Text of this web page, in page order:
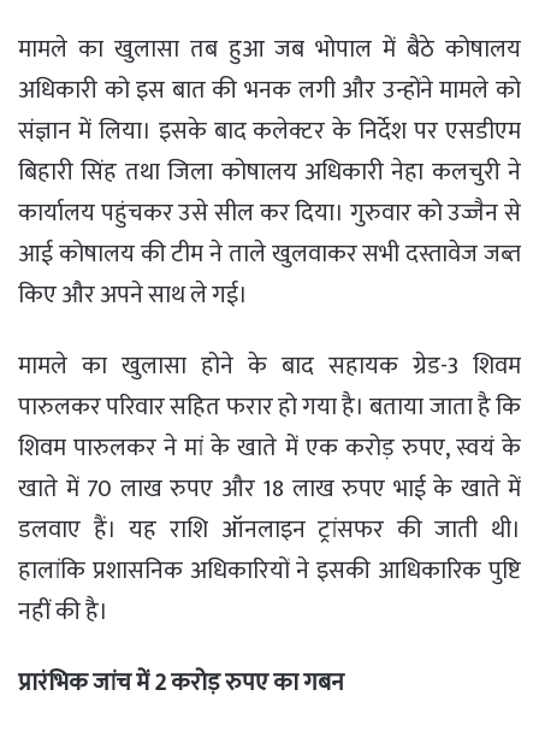
मामले का खुलासा तब हुआ जब भोपाल में बैठे कोषालय
अधिकारी को इस बात की भनक लगी और उन्होंने मामले को
संज्ञान में लिया। इसके बाद कलेक्टर के निर्देश पर एसडीएम
बिहारी सिंह तथा जिला कोषालय अधिकारी नेहा कलचुरी ने
कार्यालय पहुंचकर उसे सील कर दिया। गुरुवार को उज्जैन से
आई कोषालय की टीम ने ताले खुलवाकर सभी दस्तावेज जब्त
किए और अपने साथ ले गई।
मामले का खुलासा होने के बाद सहायक ग्रेड-3 शिवम
पारुलकर परिवार सहित फरार हो गया है। बताया जाता है कि
शिवम पारुलकर ने मां के खाते में एक करोड़ रुपए, स्वयं के
खाते में 70 लाख रुपए और 18 लाख रुपए भाई के खाते में
डलवाए हैं। यह राशि ऑनलाइन ट्रांसफर की जाती थी।
हालांकि प्रशासनिक अधिकारियों ने इसकी आधिकारिक पुष्टि
नहीं की है।
प्रारंभिक जांच में 2 करोड़ रुपए का गबन